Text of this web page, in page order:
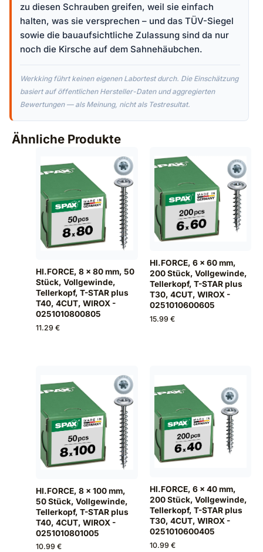
zu diesen Schrauben greifen, weil sie einfach
halten, was sie versprechen – und das TÜV-Siegel
sowie die bauaufsichtliche Zulassung sind da nur
noch die Kirsche auf dem Sahnehäubchen.
Werkking führt keinen eigenen Labortest durch. Die Einschätzung
basiert auf öffentlichen Hersteller-Daten und aggregierten
Bewertungen — als Meinung, nicht als Testresultat.
Ähnliche Produkte
HI.FORCE, 8 x 80 mm, 50
Stück, Vollgewinde,
Tellerkopf, T-STAR plus
T40, 4CUT, WIROX -
0251010800805
11.29 €
HI.FORCE, 6 x 60 mm,
200 Stück, Vollgewinde,
Tellerkopf, T-STAR plus
T30, 4CUT, WIROX -
0251010600605
15.99 €
HI.FORCE, 8 x 100 mm,
50 Stück, Vollgewinde,
Tellerkopf, T-STAR plus
T40, 4CUT, WIROX -
0251010801005
10.99 €
HI.FORCE, 6 x 40 mm,
200 Stück, Vollgewinde,
Tellerkopf, T-STAR plus
T30, 4CUT, WIROX -
0251010600405
10.99 €